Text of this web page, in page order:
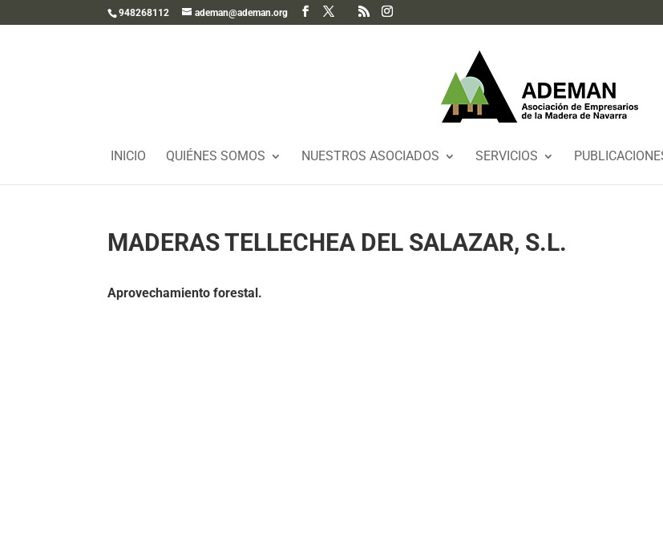
948268112 ademan@ademan.org
INICIO QUIÉNES SOMOS NUESTROS ASOCIADOS SERVICIOS
MADERAS TELLECHEA DEL SALAZAR, S.L.
Aprovechamiento forestal.